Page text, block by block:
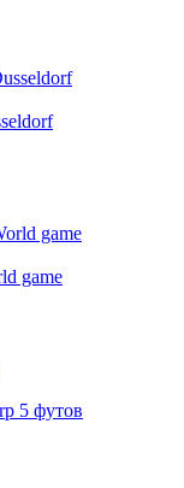
game
5 футов